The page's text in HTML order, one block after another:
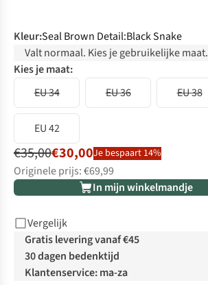
Kleur:Seal Brown Detail:Black Snake
Valt normaal. Kies je gebruikelijke maat.
Kies je maat:
EU 34
EU 36 EU 38
EU 42
€35,00€30,00Je bespaart 14%
Originele prijs: €69,99
In mijn winkelmandje
Vergelijk
Gratis levering vanaf €45
30 dagen bedenktijd
Klantenservice: ma-za